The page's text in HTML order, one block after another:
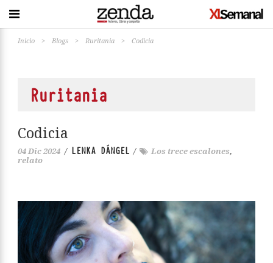
Inicio > Blogs > Ruritania > Codicia
Ruritania
Codicia
04 Dic 2024 / LENKA DÁNGEL / Los trece escalones,
relato